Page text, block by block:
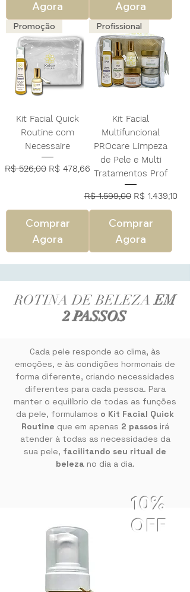
Agora
Agora
Promoção
Kit Facial Quick
Routine com
Necessaire
Preço normal
R$ 526,00 Preço promocional
R$ 478,66
Comprar
Agora
Profissional
Kit Facial
Multifuncional
PROcare Limpeza
de Pele e Multi
Tratamentos Prof
Preço normal
R$ 1.599,00 Preço
R$ 1.439,10
Comprar
Agora
ROTINA DE BELEZA EM
2 PASSOS
Cada pele responde ao clima, às
emoções, e às condições hormonais de
forma diferente, criando necessidades
diferentes para cada pessoa. Para
manter o equilíbrio de todas as funções
da pele, formulamos o Kit Facial Quick
Routine que em apenas 2 passosirá
atender à todas as necessidades da
sua pele, facilitando seu ritual de
belezano dia a dia.
10%
OFF